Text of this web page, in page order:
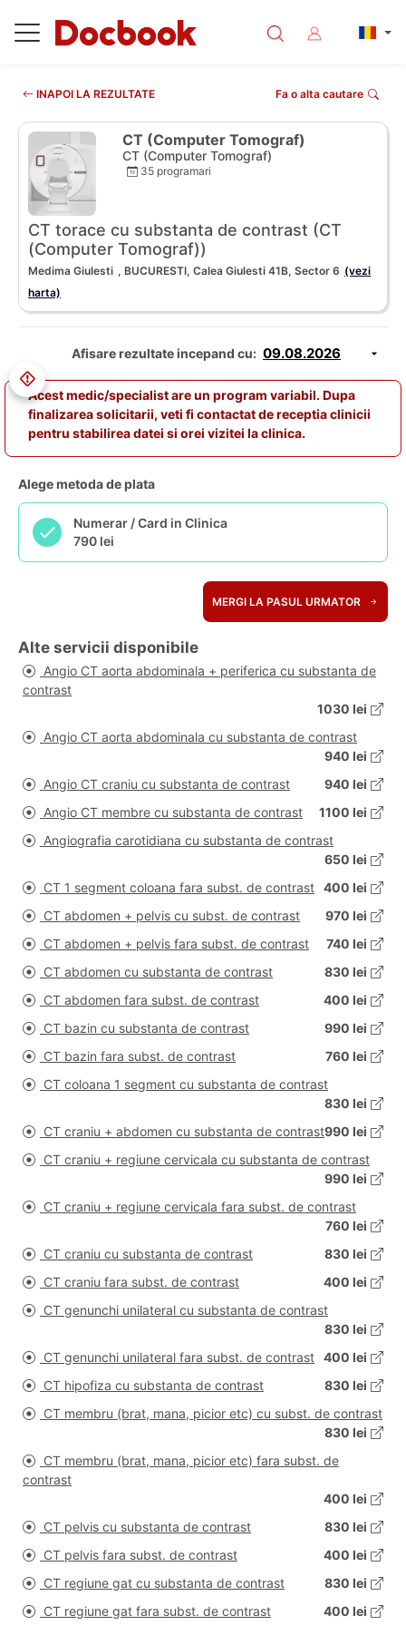
INAPOI LA REZULTATE Fa o alta cautare
CT (Computer Tomograf)
CT (Computer Tomograf)
35 programari
CT torace cu substanta de contrast (CT
(Computer Tomograf))
Medima Giulesti , BUCURESTI, Calea Giulesti 41B, Sector 6 (vezi
harta)
Afisare rezultate incepand cu:
Acest medic/specialist are un program variabil. Dupa
finalizarea solicitarii, veti fi contactat de receptia clinicii
pentru stabilirea datei si orei vizitei la clinica.
Alege metoda de plata
Numerar / Card in Clinica
790 lei
MERGI LA PASUL URMATOR
Alte servicii disponibile
Angio CT aorta abdominala + periferica cu substanta de
contrast
1030 lei
Angio CT aorta abdominala cu substanta de contrast
940 lei
Angio CT craniu cu substanta de contrast
940 lei
Angio CT membre cu substanta de contrast
1100 lei
Angiografia carotidiana cu substanta de contrast
650 lei
CT 1 segment coloana fara subst. de contrast 400 lei
CT abdomen + pelvis cu subst. de contrast
970 lei
CT abdomen + pelvis fara subst. de contrast
740 lei
CT abdomen cu substanta de contrast
830 lei
CT abdomen fara subst. de contrast
400 lei
CT bazin cu substanta de contrast
990 lei
CT bazin fara subst. de contrast
760 lei
CT coloana 1 segment cu substanta de contrast
830 lei
CT craniu + abdomen cu substanta de contrast990 lei
CT craniu + regiune cervicala cu substanta de contrast
990 lei
CT craniu + regiune cervicala fara subst. de contrast
760 lei
CT craniu cu substanta de contrast
830 lei
CT craniu fara subst. de contrast
400 lei
CT genunchi unilateral cu substanta de contrast
830 lei
CT genunchi unilateral fara subst. de contrast 400 lei
CT hipofiza cu substanta de contrast
830 lei
CT membru (brat, mana, picior etc) cu subst. de contrast
830 lei
CT membru (brat, mana, picior etc) fara subst. de
contrast
400 lei
CT pelvis cu substanta de contrast
830 lei
CT pelvis fara subst. de contrast
400 lei
CT regiune gat cu substanta de contrast
830 lei
CT regiune gat fara subst. de contrast
400 lei